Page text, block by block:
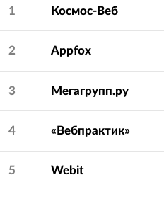
1 Космос-Веб
2 Appfox
3 Мегагрупп.ру
4 «Вебпрактик»
5 Webit